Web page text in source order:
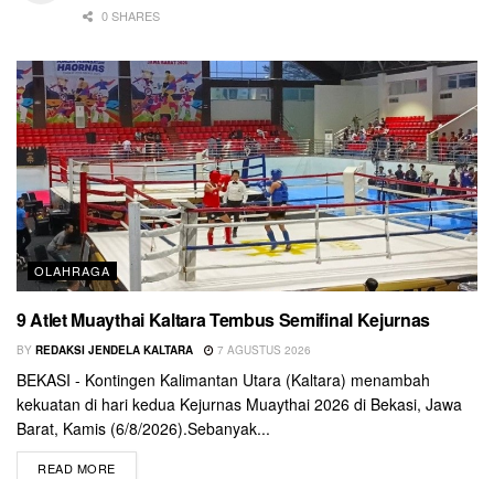
0 SHARES
OLAHRAGA
9 Atlet Muaythai Kaltara Tembus Semifinal Kejurnas
BY REDAKSI JENDELA KALTARA 7 AGUSTUS 2026
BEKASI - Kontingen Kalimantan Utara (Kaltara) menambah
kekuatan di hari kedua Kejurnas Muaythai 2026 di Bekasi, Jawa
Barat, Kamis (6/8/2026).Sebanyak...
READ MORE